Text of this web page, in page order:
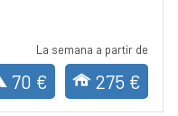
La semana a partir de
70 € 275 €